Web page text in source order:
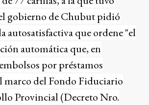
gobierno de Chubut pidió
autosatisfactiva que ordene "el
automática que, en
por préstamos
marco del Fondo Fiduciario
Provincial (Decreto Nro.